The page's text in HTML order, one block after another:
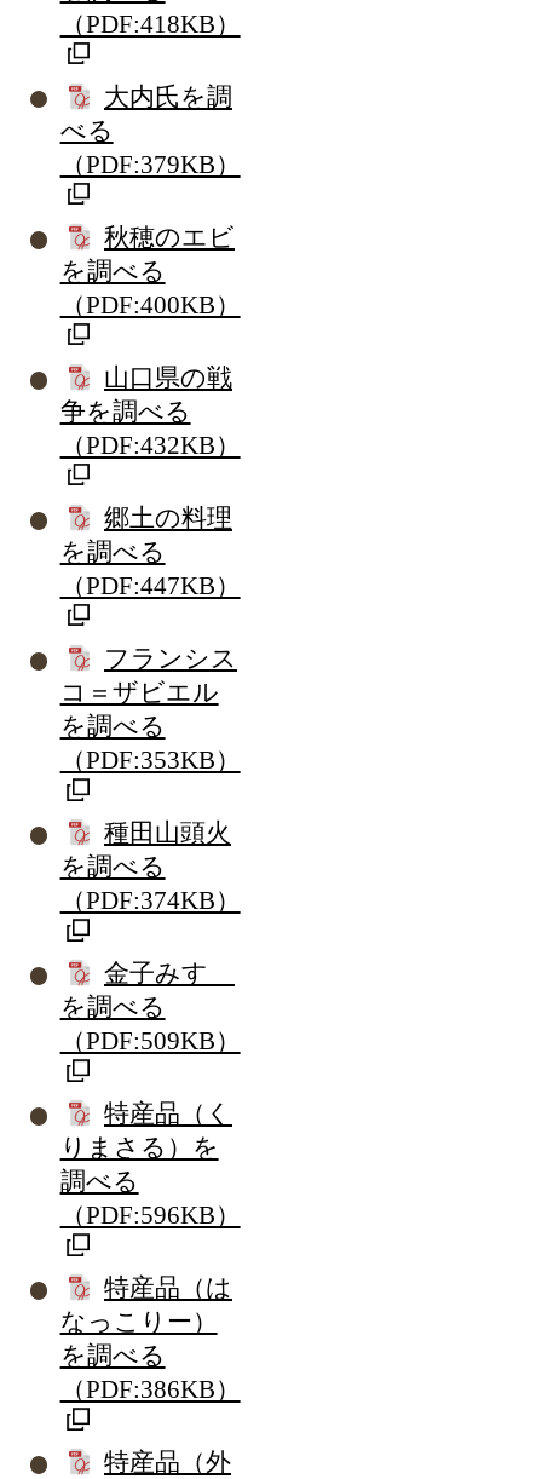
（PDF:418KB）
大内氏を調
べる
（PDF:379KB）
秋穂のエビ
を調べる
（PDF:400KB）
山口県の戦
争を調べる
（PDF:432KB）
郷土の料理
を調べる
（PDF:447KB）
フランシス
コ＝ザビエル
を調べる
（PDF:353KB）
種田山頭火
を調べる
（PDF:374KB）
金子みすゞ
を調べる
（PDF:509KB）
特産品（く
りまさる）を
調べる
（PDF:596KB）
特産品（は
なっこりー）
を調べる
（PDF:386KB）
特産品（外